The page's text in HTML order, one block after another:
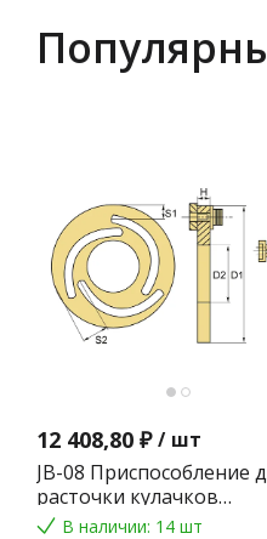
12 408,80 ₽ / шт
JB-08 Приспособление
расточки кулачков
токарного патрона
В наличии: 14 шт